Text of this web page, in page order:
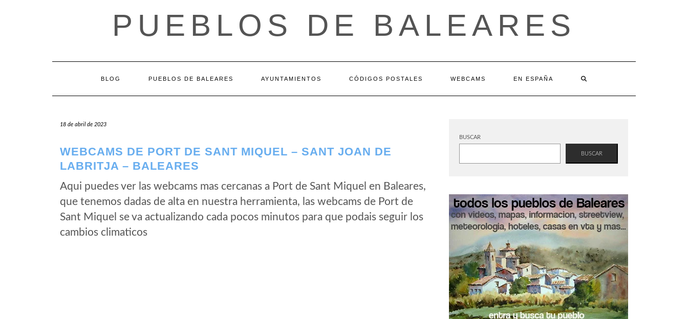
PUEBLOS DE BALEARES
BLOG PUEBLOS DE BALEARES AYUNTAMIENTOS CÓDIGOS POSTALES WEBCAMS EN ESPAÑA
18 de abril de 2023
WEBCAMS DE PORT DE SANT MIQUEL – SANT JOAN DE
LABRITJA – BALEARES
Aqui puedes ver las webcams mas cercanas a Port de Sant Miquel en Baleares,
que tenemos dadas de alta en nuestra herramienta, las webcams de Port de
Sant Miquel se va actualizando cada pocos minutos para que podais seguir los
cambios climaticos
BUSCAR
BUSCAR